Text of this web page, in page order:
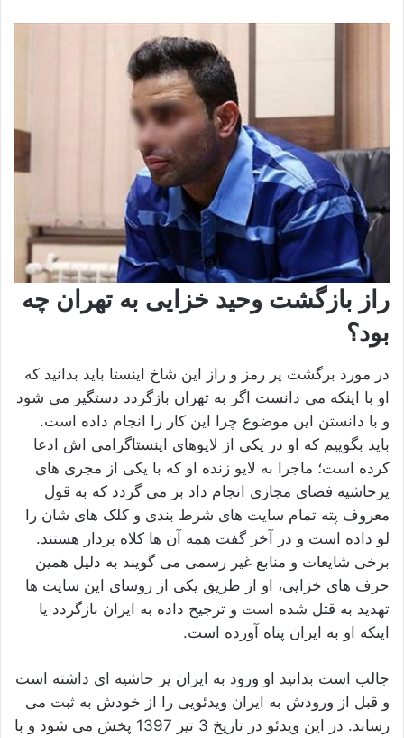
راز بازگشت وحید خزایی به تهران چه
بود؟
در مورد برگشت پر رمز و راز این شاخ اینستا باید بدانید که
او با اینکه می دانست اگر به تهران بازگردد دستگیر می شود
و با دانستن این موضوع چرا این کار را انجام داده است.
باید بگوییم که او در یکی از لایوهای اینستاگرامی اش ادعا
کرده است؛ ماجرا به لایو زنده او که با یکی از مجری‌ های
پرحاشیه فضای مجازی انجام داد بر می‌ گردد که به قول
معروف پته تمام سایت‌ های شرط‌ بندی و کلک‌ های‌ شان را
لو داده است و در آخر گفت همه آن ها کلاه بردار هستند.
برخی شایعات و منابع غیر رسمی می‌ گویند به‌ دلیل همین
حرف‌ های خزایی،‌ او از طریق یکی از روسای این سایت‌ ها
تهدید به قتل شده است و ترجیح داده به ایران بازگردد یا
اینکه او به ایران پناه آورده است.
جالب است بدانید او ورود به ایران پر حاشیه ای داشته است
و قبل از ورودش به ایران ویدئویی را از خودش به ثبت می
رساند. در این ویدئو در تاریخ 3 تیر 1397 پخش می شود و با